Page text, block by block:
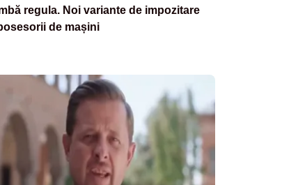
regula. Noi variante de impozitare
de mașini